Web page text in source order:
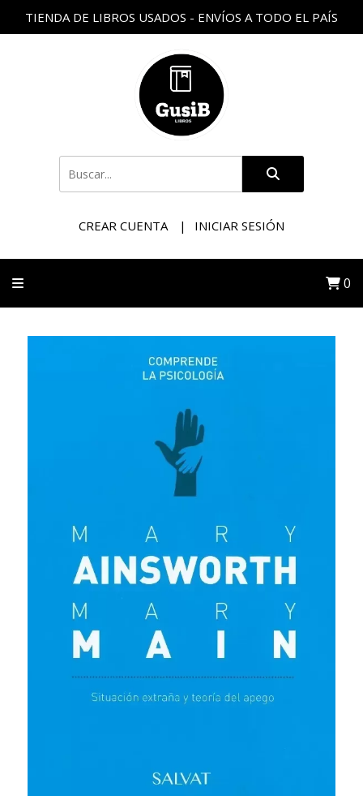
TIENDA DE LIBROS USADOS - ENVÍOS A TODO EL PAÍS
CREAR CUENTA INICIAR SESIÓN
0